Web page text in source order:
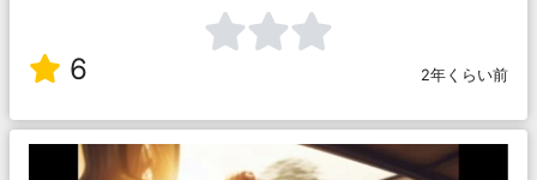
6 2年くらい前